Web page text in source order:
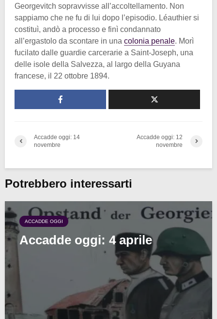
Georgevitch sopravvisse all’accoltellamento. Non
sappiamo che ne fu di lui dopo l’episodio. Léauthier si
costituì, andò a processo e finì condannato
all’ergastolo da scontare in una colonia penale. Morì
fucilato dalle guardie carcerarie a Saint-Joseph, una
delle isole della Salvezza, al largo della Guyana
francese, il 22 ottobre 1894.
Accadde oggi: 14
novembre
Accadde oggi: 12
novembre
Potrebbero interessarti
ACCADDE OGGI
Accadde oggi: 4 aprile